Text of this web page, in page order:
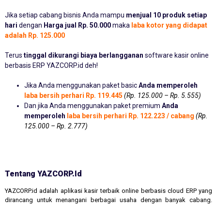
Jika setiap cabang bisnis Anda mampu menjual 10 produk setiap
hari dengan Harga jual Rp. 50.000maka laba kotor yang didapat
adalah Rp. 125.000
Terus tinggal dikurangi biaya berlangganan software kasir online
berbasis ERP YAZCORP.id deh!
Jika Anda menggunakan paket basicAnda memperoleh
laba bersih perhari Rp. 119.445 (Rp. 125.000 – Rp. 5.555)
Dan jika Anda menggunakan paket premium Anda
memperoleh laba bersih perhari Rp. 122.223 / cabang (Rp.
125.000 – Rp. 2.777)
Tentang YAZCORP.id
YAZCORP.id adalah aplikasi kasir terbaik online berbasis cloud ERP yang
dirancang untuk menangani berbagai usaha dengan banyak cabang.